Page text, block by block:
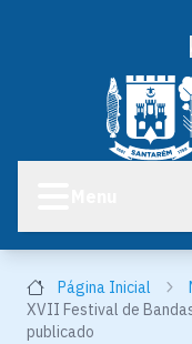
Página Inicial
XVII Festival de
publicado